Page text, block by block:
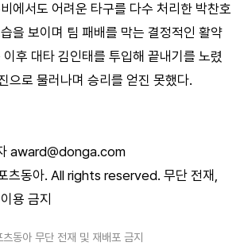
에서도 어려운 타구를 다수 처리한 박찬호
을 보이며 팀 패배를 막는 결정적인 활약
후 대타 김인태를 투입해 끝내기를 노렸
으로 물러나며 승리를 얻진 못했다.
award@donga.com
동아. All rights reserved. 무단 전재,
용 금지
아 무단 전재 및 재배포 금지